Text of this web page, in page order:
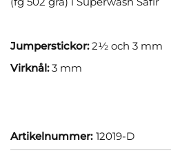
Jumperstickor:2½ och 3 mm
Virknål:3 mm
Artikelnummer: 12019-D